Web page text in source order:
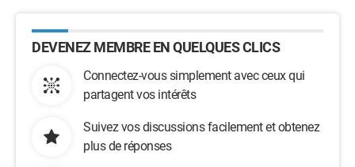
DEVENEZ MEMBRE EN QUELQUES CLICS
Connectez-vous simplement avec ceux qui
partagent vos intérêts
Suivez vos discussions facilement et obtenez
plus de réponses